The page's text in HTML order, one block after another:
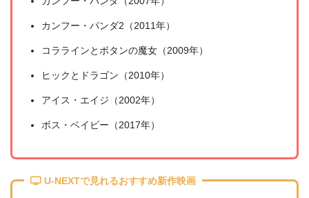
カンフー・パンダ2（2011年）
コララインとボタンの魔女（2009年）
ヒックとドラゴン（2010年）
アイス・エイジ（2002年）
ボス・ベイビー（2017年）
U-NEXTで見れるおすすめ新作映画